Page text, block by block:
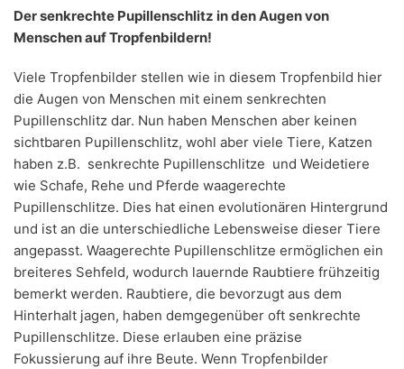
Der senkrechte Pupillenschlitz in den Augen von
Menschen auf Tropfenbildern!
Viele Tropfenbilder stellen wie in diesem Tropfenbild hier
die Augen von Menschen mit einem senkrechten
Pupillenschlitz dar. Nun haben Menschen aber keinen
sichtbaren Pupillenschlitz, wohl aber viele Tiere, Katzen
haben z.B. senkrechte Pupillenschlitze und Weidetiere
wie Schafe, Rehe und Pferde waagerechte
Pupillenschlitze. Dies hat einen evolutionären Hintergrund
und ist an die unterschiedliche Lebensweise dieser Tiere
angepasst. Waagerechte Pupillenschlitze ermöglichen ein
breiteres Sehfeld, wodurch lauernde Raubtiere frühzeitig
bemerkt werden. Raubtiere, die bevorzugt aus dem
Hinterhalt jagen, haben demgegenüber oft senkrechte
Pupillenschlitze. Diese erlauben eine präzise
Fokussierung auf ihre Beute. Wenn Tropfenbilder